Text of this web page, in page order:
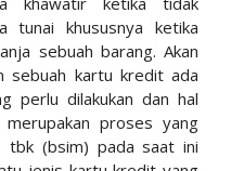
tunai khususnya ketika
sebuah barang. Akan
sebuah kartu kredit ada
perlu dilakukan dan hal
proses yang
tbk (bsim) pada saat ini